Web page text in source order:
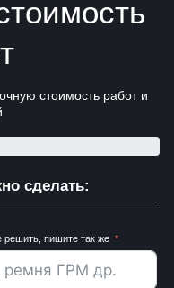
стоимость работ и
сделать:
решить, пишите так же